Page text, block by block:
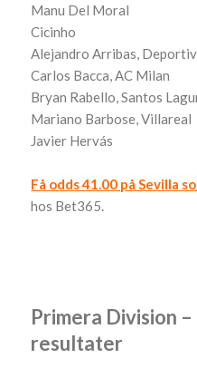
Manu Del Moral
Cicinho
Alejandro Arribas,
Carlos Bacca, AC Milan
Bryan Rabello, Santos
Mariano Barbose, Villareal
Javier Hervás
Få odds 41.00 på Sevilla
hos Bet365.
Primera Division
resultater